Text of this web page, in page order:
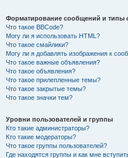
Форматирование сообщений и типы
Что такое BBCode?
Могу ли я использовать HTML?
Что такое смайлики?
Могу ли я добавлять изображения к
Что такое важные объявления?
Что такое объявления?
Что такое прилепленные темы?
Что такое закрытые темы?
Что такое значки тем?
Уровни пользователей и группы
Кто такие администраторы?
Кто такие модераторы?
Что такое группы пользователей?
Где находятся группы и как мне